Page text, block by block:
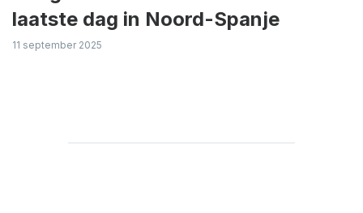
laatste dag in Noord-Spanje
11 september 2025